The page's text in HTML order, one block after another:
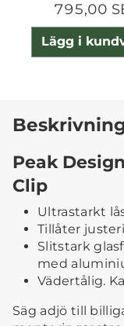
795,00
Lägg i
Peak
Clip
Ultrastarkt
Tillåter
Slitstark
med
Vädertålig.
Säg adjö till